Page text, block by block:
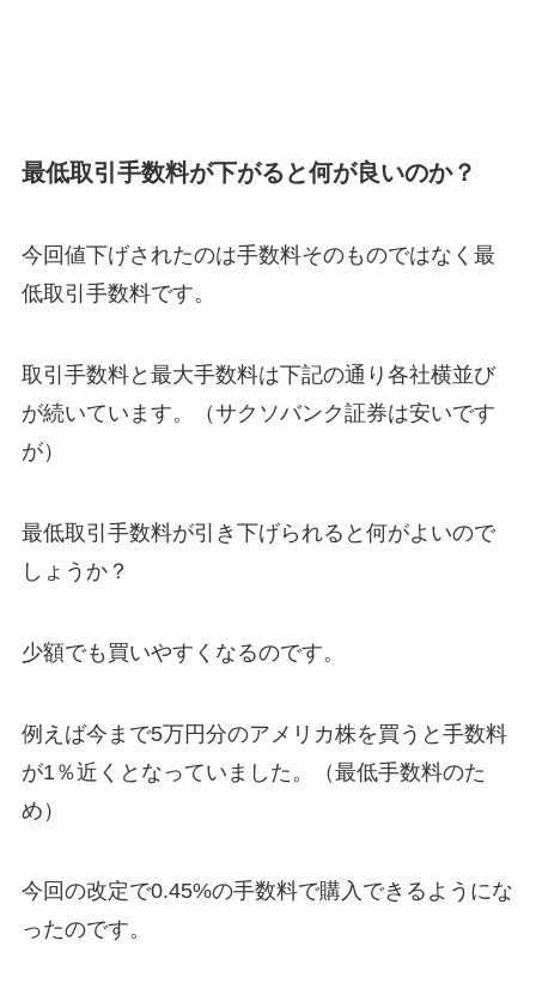
最低取引手数料が下がると何が良いのか？
今回値下げされたのは手数料そのものではなく最
低取引手数料です。
取引手数料と最大手数料は下記の通り各社横並び
が続いています。（サクソバンク証券は安いです
が）
最低取引手数料が引き下げられると何がよいので
しょうか？
少額でも買いやすくなるのです。
例えば今まで5万円分のアメリカ株を買うと手数料
が1％近くとなっていました。（最低手数料のた
め）
今回の改定で0.45%の手数料で購入できるようにな
ったのです。